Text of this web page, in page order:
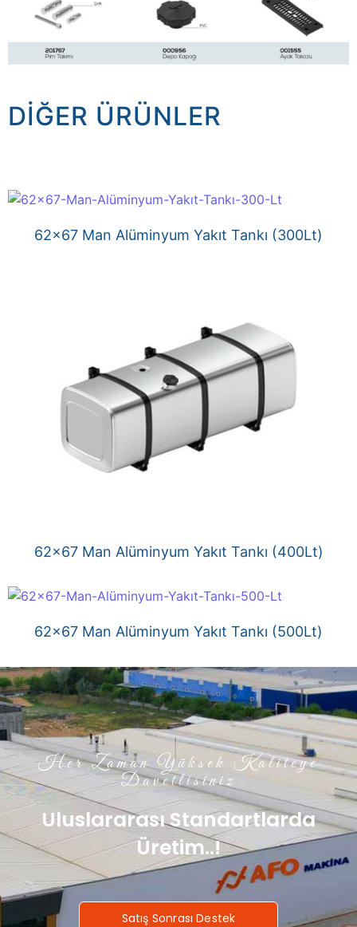
DIĞER ÜRÜNLER
62×67 Man Alüminyum Yakıt Tankı (300Lt)
62×67 Man Alüminyum Yakıt Tankı (400Lt)
62×67 Man Alüminyum Yakıt Tankı (500Lt)
Her Zaman Yüksek Kaliteye
Davetlisiniz
Uluslararası Standartlarda
Üretim..!
Satış Sonrası Destek